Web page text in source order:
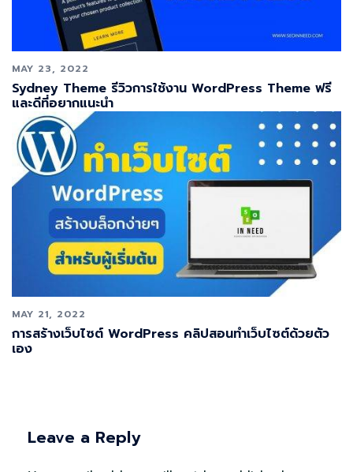
MAY 23, 2022
Sydney Theme รีวิวการใช้งาน WordPress Theme ฟรี
และดีที่อยากแนะนำ
MAY 21, 2022
การสร้างเว็บไซต์ WordPress คลิปสอนทำเว็บไซต์ด้วยตัว
เอง
Leave a Reply